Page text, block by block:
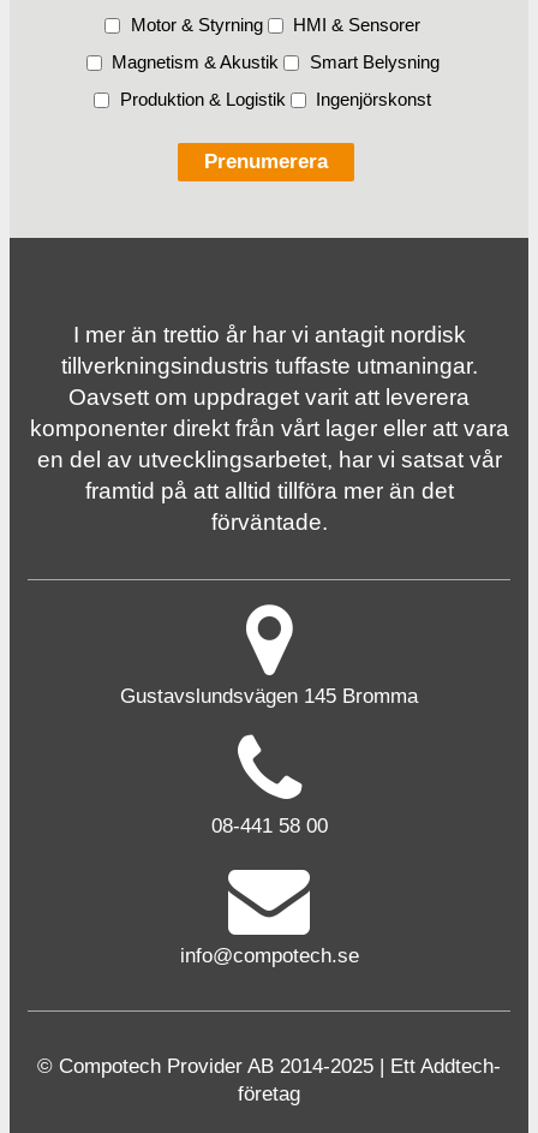
Motor & Styrning
HMI & Sensorer
Magnetism & Akustik
Smart Belysning
Produktion & Logistik
Ingenjörskonst
I mer än trettio år har vi antagit nordisk
tillverknings­industris tuffaste utmaningar.
Oavsett om uppdraget varit att leverera
komponenter direkt från vårt lager eller att vara
en del av utvecklingsarbetet, har vi satsat vår
framtid på att alltid tillföra mer än det
förväntade.
Gustavslundsvägen 145 Bromma
08-441 58 00
info@compotech.se
© Compotech Provider AB 2014-2025 | Ett Addtech-
företag